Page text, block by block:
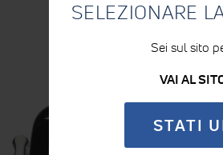
SELEZIONARE
Sei sul sito
VAI AL
STATI
PRODOTTI